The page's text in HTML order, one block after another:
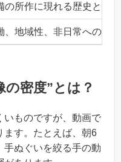
の所作に現れる歴史と習慣
、地域性、非日常への準
の密度”とは？
いものですが、動画で
ます。たとえば、朝6
手ぬぐいを絞る手の動